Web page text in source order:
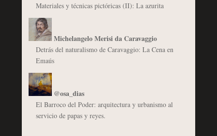
Materiales y técnicas pictóricas (II): La azurita
Michelangelo Merisi da Caravaggio
Detrás del naturalismo de Caravaggio: La Cena en
Emaús
@osa_dias
El Barroco del Poder: arquitectura y urbanismo al
servicio de papas y reyes.